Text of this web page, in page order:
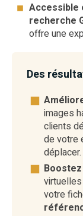
Accessible
recherche
offre une
Des
images
clients
de votre
déplacer.
votre